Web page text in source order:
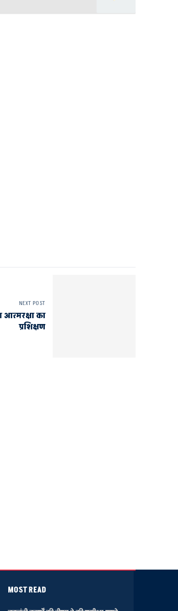
NEXT POST
का
प्रशिक्षण
MOST READ